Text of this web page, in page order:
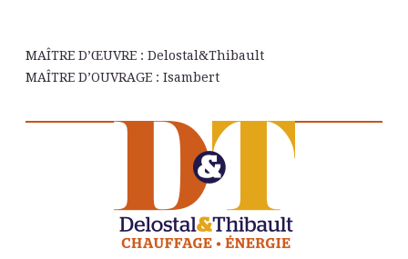
MAÎTRE D’ŒUVRE : Delostal&Thibault
MAÎTRE D’OUVRAGE : Isambert